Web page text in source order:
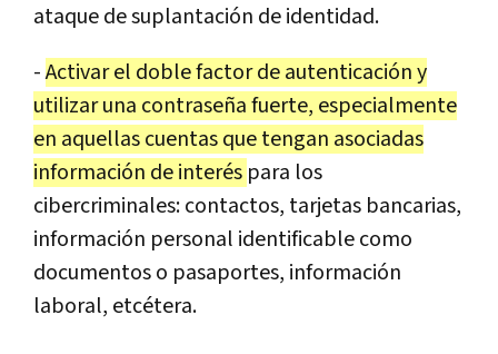
ataque de suplantación de identidad.
-Activar el doble factor de autenticación y
utilizar una contraseña fuerte, especialmente
en aquellas cuentas que tengan asociadas
información de interés para los
cibercriminales: contactos, tarjetas bancarias,
información personal identificable como
documentos o pasaportes, información
laboral, etcétera.